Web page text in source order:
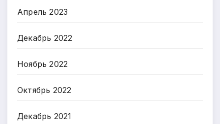
Апрель 2023
Декабрь 2022
Ноябрь 2022
Октябрь 2022
Декабрь 2021